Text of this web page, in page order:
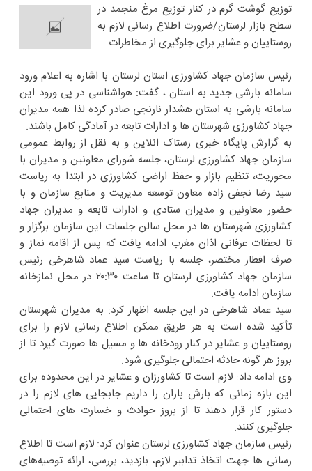
توزیع گوشت گرم در کنار توزیع مرغ منجمد در
سطح بازار لرستان/ضرورت اطلاع رسانی لازم به
روستاییان و عشایر برای جلوگیری از مخاطرات
رئیس سازمان جهاد کشاورزی استان لرستان با اشاره به اعلام ورود
سامانه بارشی جدید به استان ، گفت: هواشناسی در پی ورود این
سامانه بارشی به استان هشدار نارنجی صادر کرده لذا همه مدیران
جهاد کشاورزی شهرستان ها و ادارات تابعه در آمادگی کامل باشند.
به گزارش پایگاه خبری رستاک انلاین و به نقل از روابط عمومی
سازمان جهاد کشاورزی لرستان، جلسه شورای معاونین و مدیران با
محوریت، تنظیم بازار و حفظ اراضی کشاورزی در ابتدا به ریاست
سید رضا نجفی زاده معاون توسعه مدیریت و منابع سازمان و با
حضور معاونین و مدیران ستادی و ادارات تابعه و مدیران جهاد
کشاورزی شهرستان ها در محل سالن جلسات این سازمان برگزار و
تا لحظات عرفانی اذان مغرب ادامه یافت که پس از اقامه نماز و
صرف افطار مختصر، جلسه با ریاست سید عماد شاهرخی رئیس
سازمان جهاد کشاورزی لرستان تا ساعت ۲۰:۳۰ در محل نمازخانه
سازمان ادامه یافت.
سید عماد شاهرخی در این جلسه اظهار کرد: به مدیران شهرستان
تأکید شده است به هر طریق ممکن اطلاع رسانی لازم را برای
روستاییان و عشایر در کنار رودخانه ها و مسیل ها صورت گیرد تا از
بروز هر گونه حادثه احتمالی جلوگیری شود.
وی ادامه داد: لازم است تا کشاورزان و عشایر در این محدوده برای
این بازه زمانی که بارش باران را داریم جابجایی های لازم را در
دستور کار قرار دهند تا از بروز حوادث و خسارت های احتمالی
جلوگیری کنند.
رئیس سازمان جهاد کشاورزی لرستان عنوان کرد: لازم است تا اطلاع
رسانی ها جهت اتخاذ تدابیر لازم، بازدید، بررسی، ارائه توصیه‌های